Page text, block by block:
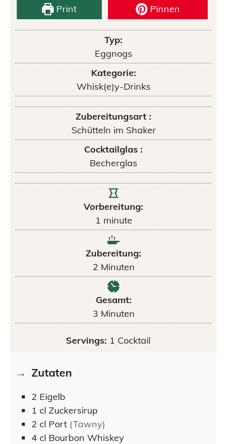
Print Pinnen
Typ:
Eggnogs
Kategorie:
Whisk(e)y-Drinks
Zubereitungsart :
Schütteln im Shaker
Cocktailglas :
Becherglas
Vorbereitung:
1 minute
Zubereitung:
2 Minuten
Gesamt:
3 Minuten
Servings: 1 Cocktail
Zutaten
2 Eigelb
1 cl Zuckersirup
2 cl Port (Tawny)
4 cl Bourbon Whiskey